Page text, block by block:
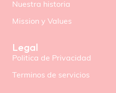
Nuestra historia
Mission y Values
Legal
Politica de Privacidad
Terminos de servicios